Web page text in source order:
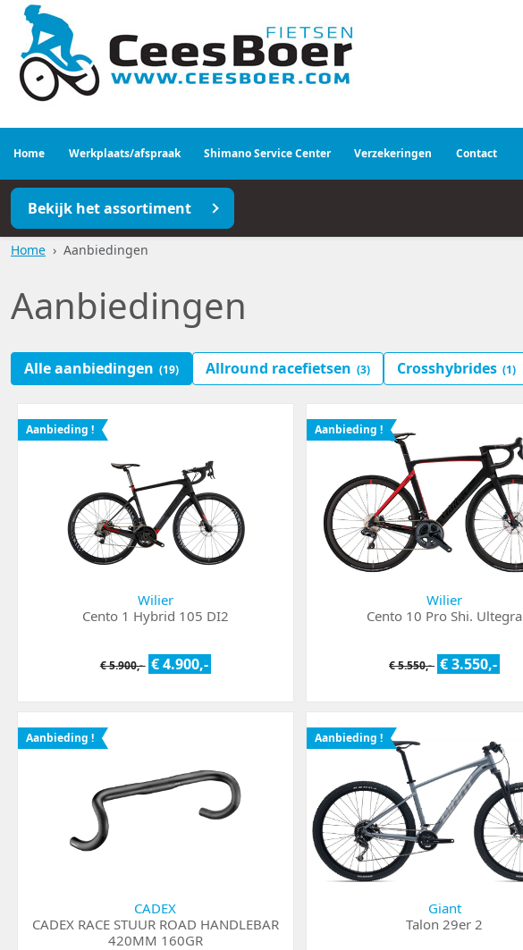
Home Werkplaats/afspraak Shimano Service Center Verzekeringen Contact
Bekijk het assortiment
Home Aanbiedingen
Aanbiedingen
Alle aanbiedingen (19) Allround racefietsen (3) Crosshybrides (1)
Wilier
Cento 1 Hybrid 105 DI2
€ 5.900,- € 4.900,-
Aanbieding !
Wilier
Cento 10 Pro Shi. Ultegra
€ 5.550,- € 3.550,-
Aanbieding !
CADEX
CADEX RACE STUUR ROAD HANDLEBAR
420MM 160GR
Aanbieding !
Giant
Talon 29er 2
Aanbieding !